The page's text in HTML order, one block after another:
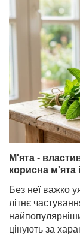
М'ята -
корисна м'ята
Без неї важко
літнє
цінують за